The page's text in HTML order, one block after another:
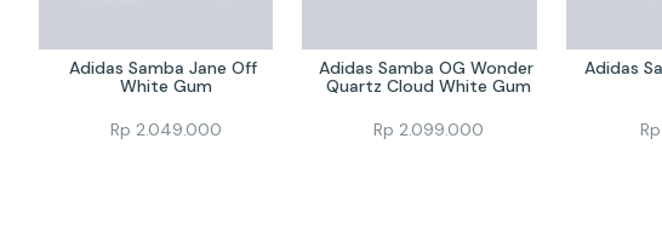
Adidas Samba Jane Off
White Gum
Rp 2.049.000
Adidas Samba OG Wonder
Quartz Cloud White Gum
Rp 2.099.000
Adidas
Rp